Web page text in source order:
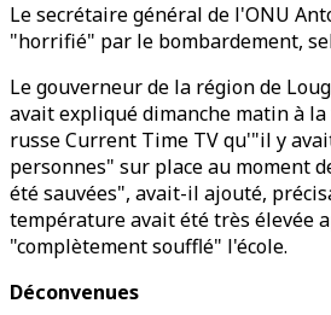
Le secrétaire général de l'ONU
"horrifié" par le bombardement,
Le gouverneur de la région de
avait expliqué dimanche matin à
russe Current Time TV qu'"il y
personnes" sur place au moment
été sauvées", avait-il ajouté,
température avait été très élevée
"complètement soufflé" l'école.
Déconvenues